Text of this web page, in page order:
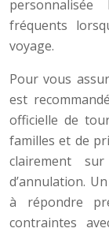
fréquents
voyage.
Pour vous
est
officielle de
familles et de
clairement
d’annulation.
à répondre
contraintes